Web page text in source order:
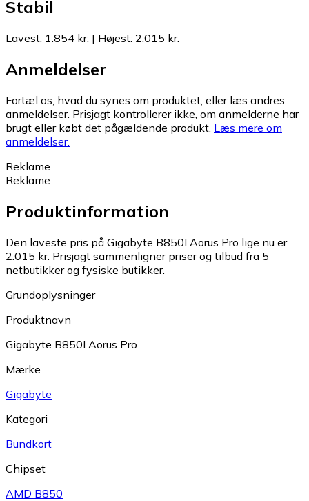
Stabil
Lavest: 1.854 kr. | Højest: 2.015 kr.
Anmeldelser
Fortæl os, hvad du synes om produktet, eller læs andres
anmeldelser. Prisjagt kontrollerer ikke, om anmelderne har
brugt eller købt det pågældende produkt. Læs mere om
anmeldelser.
Reklame
Reklame
Produktinformation
Den laveste pris på Gigabyte B850I Aorus Pro lige nu er
2.015 kr. Prisjagt sammenligner priser og tilbud fra 5
netbutikker og fysiske butikker.
Grundoplysninger
Produktnavn
Gigabyte B850I Aorus Pro
Mærke
Gigabyte
Kategori
Bundkort
Chipset
AMD B850